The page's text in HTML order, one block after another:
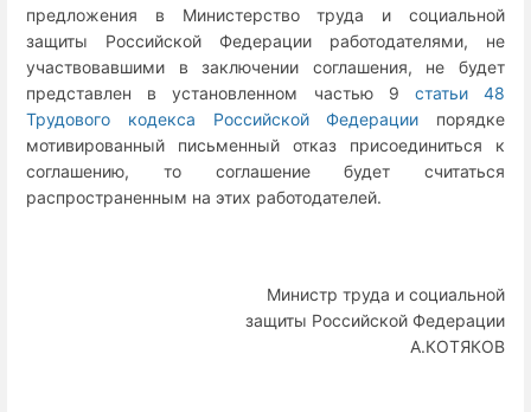
предложения в Министерство труда и социальной
защиты Российской Федерации работодателями, не
участвовавшими в заключении соглашения, не будет
представлен в установленном частью 9 статьи 48
Трудового кодекса Российской Федерации порядке
мотивированный письменный отказ присоединиться к
соглашению, то соглашение будет считаться
распространенным на этих работодателей.
Министр труда и социальной
защиты Российской Федерации
А.КОТЯКОВ